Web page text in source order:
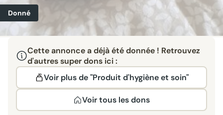
Donné
Cette annonce a déjà été donnée ! Retrouvez
d'autres super dons ici :
Voir plus de "Produit d'hygiène et soin"
Voir tous les dons